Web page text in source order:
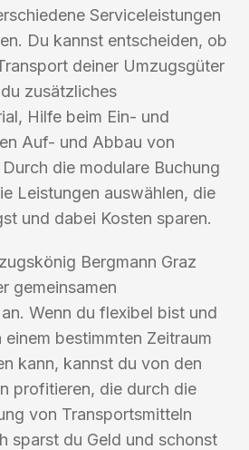
Serviceleistungen
Du kannst entscheiden, ob
deiner Umzugsgüter
zusätzliches
Hilfe beim Ein- und
Auf- und Abbau von
die modulare Buchung
Leistungen auswählen, die
und dabei Kosten sparen.
Bergmann Graz
gemeinsamen
Wenn du flexibel bist und
bestimmten Zeitraum
kann, kannst du von den
profitieren, die durch die
von Transportsmitteln
sparst du Geld und schonst